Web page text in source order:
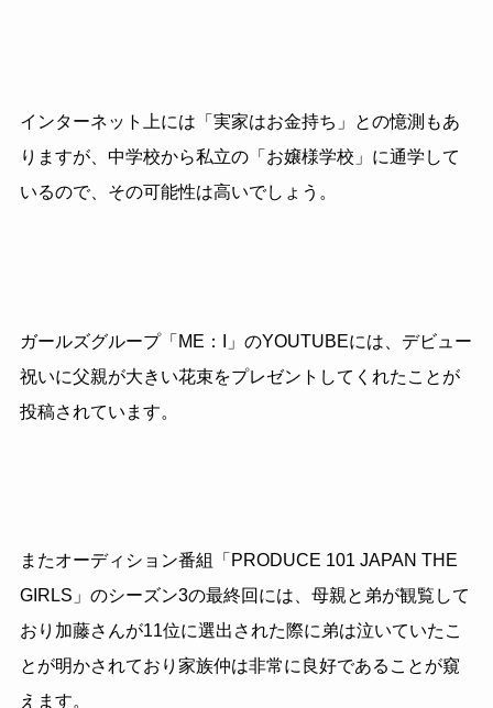
インターネット上には「実家はお金持ち」との憶測もあ
りますが、中学校から私立の「お嬢様学校」に通学して
いるので、その可能性は高いでしょう。
ガールズグループ「ME：I」のYOUTUBEには、デビュー
祝いに父親が大きい花束をプレゼントしてくれたことが
投稿されています。
またオーディション番組「PRODUCE 101 JAPAN THE
GIRLS」のシーズン3の最終回には、母親と弟が観覧して
おり加藤さんが11位に選出された際に弟は泣いていたこ
とが明かされており家族仲は非常に良好であることが窺
えます。